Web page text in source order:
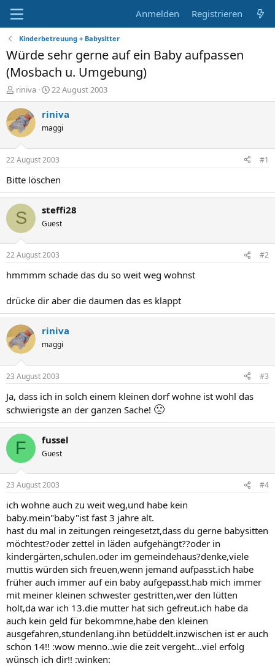
Anmelden Registrieren
Kinderbetreuung + Babysitter
Würde sehr gerne auf ein Baby aufpassen
(Mosbach u. Umgebung)
E
r
s
t
e
e
r
riniva
E
r
s
e
l
t
a
22 August 2003
riniva
maggi
22 August 2003 #1
Bitte löschen
S steffi28
Guest
22 August 2003 #2
hmmmm schade das du so weit weg wohnst
drücke dir aber die daumen das es klappt
riniva
maggi
23 August 2003 #3
Ja, dass ich in solch einem kleinen dorf wohne ist wohl das
schwierigste an der ganzen Sache! 🙁
F fussel
Guest
23 August 2003 #4
ich wohne auch zu weit weg,und habe kein
baby.mein"baby"ist fast 3 jahre alt.
hast du mal in zeitungen reingesetzt,dass du gerne babysitten
möchtest?oder zettel in läden aufgehängt??oder in
kindergärten,schulen.oder im gemeindehaus?denke,viele
muttis würden sich freuen,wenn jemand aufpasst.ich habe
früher auch immer auf ein baby aufgepasst.hab mich immer
mit meiner kleinen schwester gestritten,wer den lütten
holt,da war ich 13.die mutter hat sich gefreut.ich habe da
auch kein geld für bekommne,habe den kleinen
ausgefahren,stundenlang.ihn betüddelt.inzwischen ist er auch
schon 14!! :wow menno..wie die zeit vergeht...viel erfolg
wünsch ich dir!! :winken: